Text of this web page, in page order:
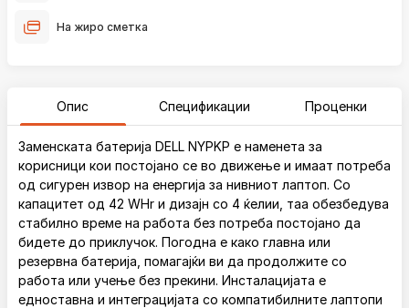
На жиро сметка
Опис Спецификации Проценки
Заменската батерија DELL NYPKP е наменета за
корисници кои постојано се во движење и имаат потреба
од сигурен извор на енергија за нивниот лаптоп. Со
капацитет од 42 WHr и дизајн со 4 ќелии, таа обезбедува
стабилно време на работа без потреба постојано да
бидете до приклучок. Погодна е како главна или
резервна батерија, помагајќи ви да продолжите со
работа или учење без прекини. Инсталацијата е
едноставна и интеграцијата со компатибилните лаптопи